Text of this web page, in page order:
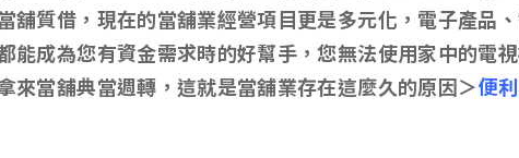
舖質借，現在的當舖業經營項目更是多元化，電子產品
能成為您有資金需求時的好幫手，您無法使用家中的電
來當舖典當週轉，這就是當舖業存在這麼久的原因＞便利